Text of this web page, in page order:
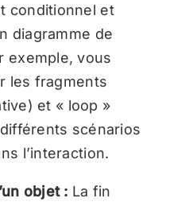
conditionnel et
diagramme de
exemple, vous
les fragments
et « loop »
scénarios
l’interaction.
objet : La fin